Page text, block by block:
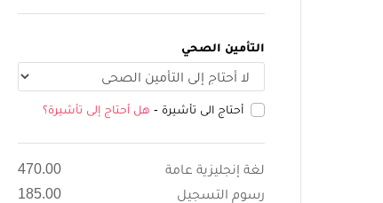
التأمين الصحي
أحتاج الى تأشيرة - هل أحتاج إلى تأشيرة؟
لغة إنجليزية عامة
470.00
رسوم التسجيل
185.00